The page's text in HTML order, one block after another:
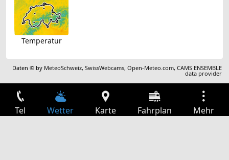
Temperatur
Daten © by MeteoSchweiz,SwissWebcams,Open-Meteo.com,CAMS ENSEMBLE
data provider
Tel Wetter Karte Fahrplan Mehr